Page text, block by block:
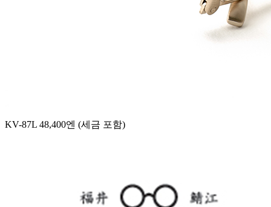
KV-87L 48,400엔 (세금 포함)